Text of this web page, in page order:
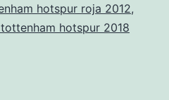
hotspur roja 2012,
hotspur 2018